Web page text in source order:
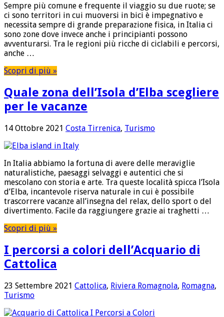
Sempre più comune e frequente il viaggio su due ruote; se
ci sono territori in cui muoversi in bici è impegnativo e
necessita sempre di grande preparazione fisica, in Italia ci
sono zone dove invece anche i principianti possono
avventurarsi. Tra le regioni più ricche di ciclabili e percorsi,
anche …
Scopri di più »
Quale zona dell’Isola d’Elba scegliere
per le vacanze
14 Ottobre 2021 Costa Tirrenica, Turismo
In Italia abbiamo la fortuna di avere delle meraviglie
naturalistiche, paesaggi selvaggi e autentici che si
mescolano con storia e arte. Tra queste località spicca l’Isola
d’Elba, incantevole riserva naturale in cui è possibile
trascorrere vacanze all’insegna del relax, dello sport o del
divertimento. Facile da raggiungere grazie ai traghetti …
Scopri di più »
I percorsi a colori dell’Acquario di
Cattolica
23 Settembre 2021 Cattolica, Riviera Romagnola, Romagna,
Turismo